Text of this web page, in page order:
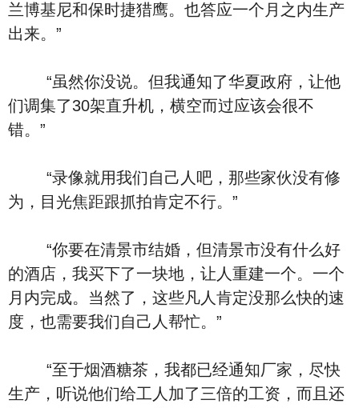
兰博基尼和保时捷猎鹰。也答应一个月之内生产
出来。”
“虽然你没说。但我通知了华夏政府，让他
们调集了30架直升机，横空而过应该会很不
错。”
“录像就用我们自己人吧，那些家伙没有修
为，目光焦距跟抓拍肯定不行。”
“你要在清景市结婚，但清景市没有什么好
的酒店，我买下了一块地，让人重建一个。一个
月内完成。当然了，这些凡人肯定没那么快的速
度，也需要我们自己人帮忙。”
“至于烟酒糖茶，我都已经通知厂家，尽快
生产，听说他们给工人加了三倍的工资，而且还